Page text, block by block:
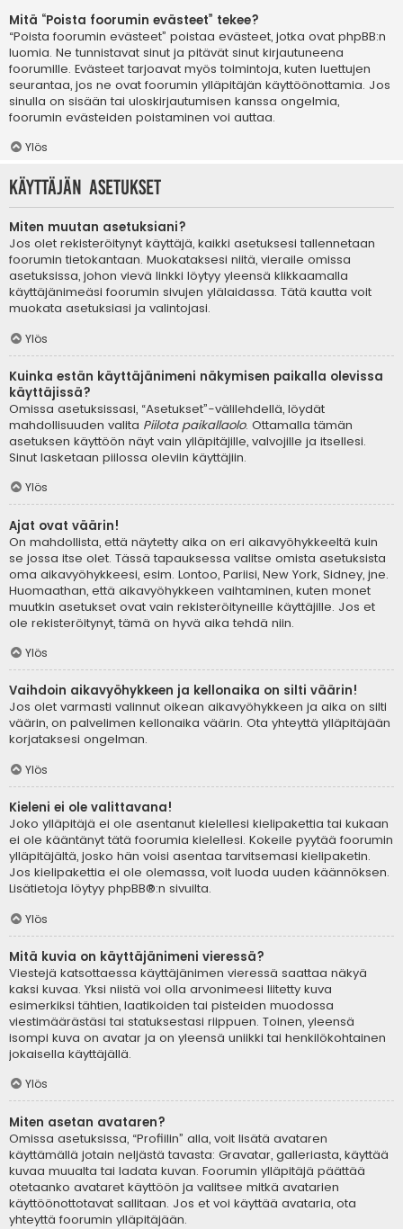
Mitä “Poista foorumin evästeet” tekee?
“Poista foorumin evästeet” poistaa evästeet, jotka ovat phpBB:n
luomia. Ne tunnistavat sinut ja pitävät sinut kirjautuneena
foorumille. Evästeet tarjoavat myös toimintoja, kuten luettujen
seurantaa, jos ne ovat foorumin ylläpitäjän käyttöönottamia. Jos
sinulla on sisään tai uloskirjautumisen kanssa ongelmia,
foorumin evästeiden poistaminen voi auttaa.
Ylös
Käyttäjän asetukset
Miten muutan asetuksiani?
Jos olet rekisteröitynyt käyttäjä, kaikki asetuksesi tallennetaan
foorumin tietokantaan. Muokataksesi niitä, vieraile omissa
asetuksissa, johon vievä linkki löytyy yleensä klikkaamalla
käyttäjänimeäsi foorumin sivujen ylälaidassa. Tätä kautta voit
muokata asetuksiasi ja valintojasi.
Ylös
Kuinka estän käyttäjänimeni näkymisen paikalla olevissa
käyttäjissä?
Omissa asetuksissasi, “Asetukset”-välilehdellä, löydät
mahdollisuuden valita Piilota paikallaolo. Ottamalla tämän
asetuksen käyttöön näyt vain ylläpitäjille, valvojille ja itsellesi.
Sinut lasketaan piilossa oleviin käyttäjiin.
Ylös
Ajat ovat väärin!
On mahdollista, että näytetty aika on eri aikavyöhykkeeltä kuin
se jossa itse olet. Tässä tapauksessa valitse omista asetuksista
oma aikavyöhykkeesi, esim. Lontoo, Pariisi, New York, Sidney, jne.
Huomaathan, että aikavyöhykkeen vaihtaminen, kuten monet
muutkin asetukset ovat vain rekisteröityneille käyttäjille. Jos et
ole rekisteröitynyt, tämä on hyvä aika tehdä niin.
Ylös
Vaihdoin aikavyöhykkeen ja kellonaika on silti väärin!
Jos olet varmasti valinnut oikean aikavyöhykkeen ja aika on silti
väärin, on palvelimen kellonaika väärin. Ota yhteyttä ylläpitäjään
korjataksesi ongelman.
Ylös
Kieleni ei ole valittavana!
Joko ylläpitäjä ei ole asentanut kielellesi kielipakettia tai kukaan
ei ole kääntänyt tätä foorumia kielellesi. Kokeile pyytää foorumin
ylläpitäjältä, josko hän voisi asentaa tarvitsemasi kielipaketin.
Jos kielipakettia ei ole olemassa, voit luoda uuden käännöksen.
Lisätietoja löytyy phpBB®:n sivuilta.
Ylös
Mitä kuvia on käyttäjänimeni vieressä?
Viestejä katsottaessa käyttäjänimen vieressä saattaa näkyä
kaksi kuvaa. Yksi niistä voi olla arvonimeesi liitetty kuva
esimerkiksi tähtien, laatikoiden tai pisteiden muodossa
viestimäärästäsi tai statuksestasi riippuen. Toinen, yleensä
isompi kuva on avatar ja on yleensä uniikki tai henkilökohtainen
jokaisella käyttäjällä.
Ylös
Miten asetan avataren?
Omissa asetuksissa, “Profiilin” alla, voit lisätä avataren
käyttämällä jotain neljästä tavasta: Gravatar, galleriasta, käyttää
kuvaa muualta tai ladata kuvan. Foorumin ylläpitäjä päättää
otetaanko avataret käyttöön ja valitsee mitkä avatarien
käyttöönottotavat sallitaan. Jos et voi käyttää avataria, ota
yhteyttä foorumin ylläpitäjään.